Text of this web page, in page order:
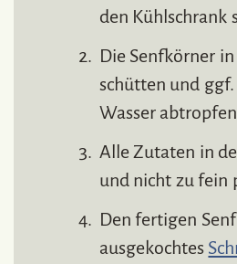
den Kühlschrank
Die Senfkörner
schütten und ggf.
Wasser
Alle Zutaten in
und nicht zu fein
Den fertigen
ausgekochtes